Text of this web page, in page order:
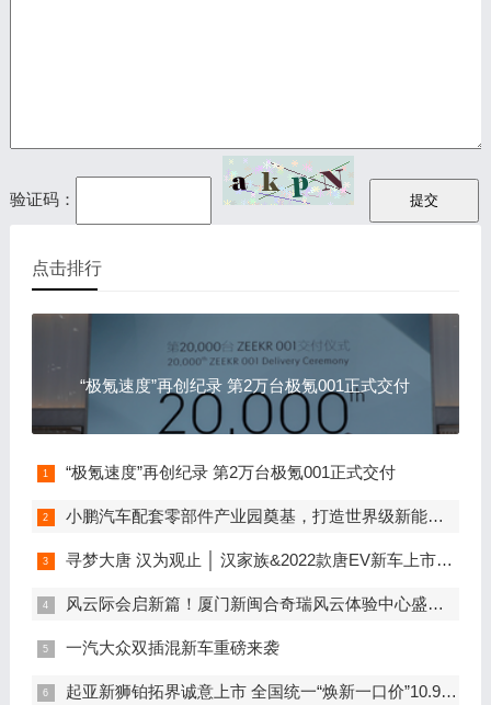
验证码：
点击排行
“极氪速度”再创纪录 第2万台极氪001正式交付
“极氪速度”再创纪录 第2万台极氪001正式交付
小鹏汽车配套零部件产业园奠基，打造世界级新能源智能汽车集群
寻梦大唐 汉为观止 │ 汉家族&2022款唐EV新车上市发布会，敬请期待！
风云际会启新篇！厦门新闽合奇瑞风云体验中心盛大开业
一汽大众双插混新车重磅来袭
起亚新狮铂拓界诚意上市 全国统一“焕新一口价”10.99万元起